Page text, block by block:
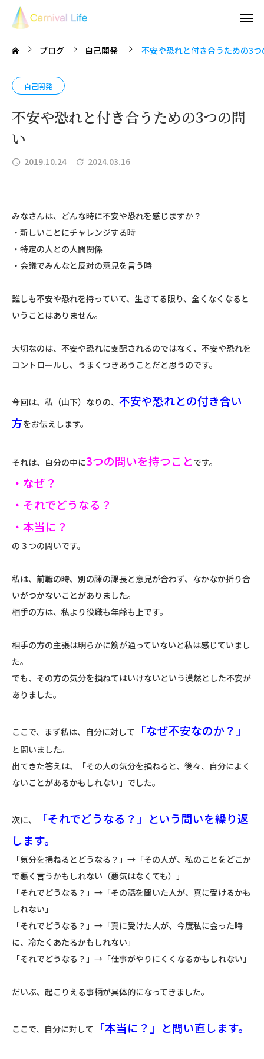
ブログ 自己開発 不安や恐れと付き合うための3
自己開発
不安や恐れと付き合うための3つの問
い
2019.10.24 2024.03.16
みなさんは、どんな時に不安や恐れを感じますか？
・新しいことにチャレンジする時
・特定の人との人間関係
・会議でみんなと反対の意見を言う時
誰しも不安や恐れを持っていて、生きてる限り、全くなくなると
いうことはありません。
大切なのは、不安や恐れに支配されるのではなく、不安や恐れを
コントロールし、うまくつきあうことだと思うのです。
今回は、私（山下）なりの、 不安や恐れとの付き合い
方をお伝えします。
それは、自分の中に3つの問いを持つことです。
・なぜ？
・それでどうなる？
・本当に？
の３つの問いです。
私は、前職の時、別の課の課長と意見が合わず、なかなか折り合
いがつかないことがありました。
相手の方は、私より役職も年齢も上です。
相手の方の主張は明らかに筋が通っていないと私は感じていまし
た。
でも、その方の気分を損ねてはいけないという漠然とした不安が
ありました。
ここで、まず私は、自分に対して 「なぜ不安なのか？」
と問いました。
出てきた答えは、「その人の気分を損ねると、後々、自分によく
ないことがあるかもしれない」でした。
次に、
「それでどうなる？」という問いを繰り返
します。
「気分を損ねるとどうなる？」→「その人が、私のことをどこか
で悪く言うかもしれない（悪気はなくても）」
「それでどうなる？」→「その話を聞いた人が、真に受けるかも
しれない」
「それでどうなる？」→「真に受けた人が、今度私に会った時
に、冷たくあたるかもしれない」
「それでどうなる？」→「仕事がやりにくくなるかもしれない」
だいぶ、起こりえる事柄が具体的になってきました。
ここで、自分に対して 「本当に？」と問い直します。